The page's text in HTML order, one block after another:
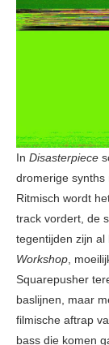
In Disasterpiece
dromerige synths
Ritmisch wordt
track vordert, de
tegentijden zijn al
Workshop,
Squarepusher
baslijnen, maar
filmische aftrap
bass die komen